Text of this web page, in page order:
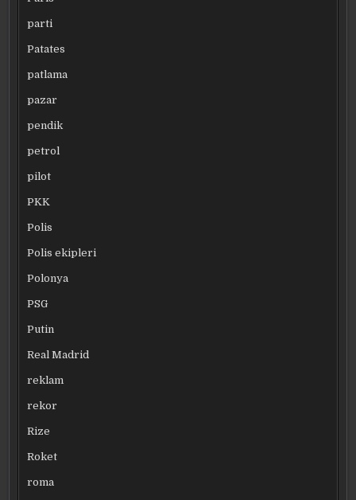
parti
Patates
patlama
pazar
pendik
petrol
pilot
PKK
Polis
Polis ekipleri
Polonya
PSG
Putin
Real Madrid
reklam
rekor
Rize
Roket
roma